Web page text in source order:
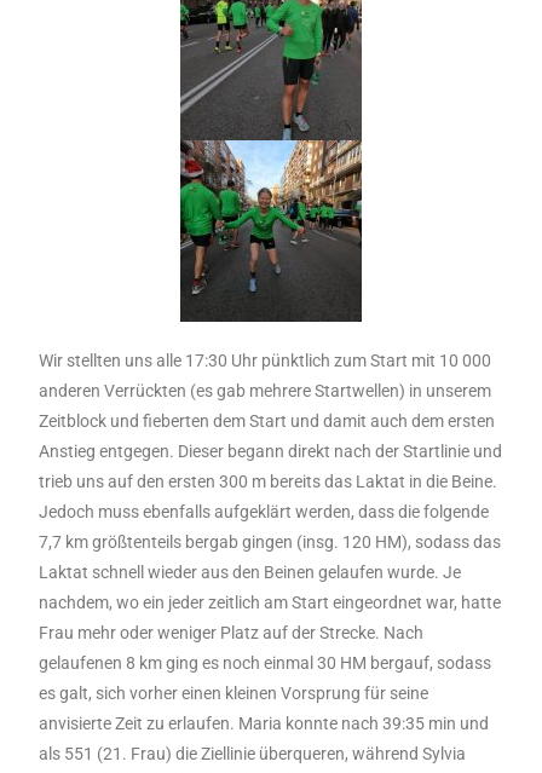
Wir stellten uns alle 17:30 Uhr pünktlich zum Start mit 10 000
anderen Verrückten (es gab mehrere Startwellen) in unserem
Zeitblock und fieberten dem Start und damit auch dem ersten
Anstieg entgegen. Dieser begann direkt nach der Startlinie und
trieb uns auf den ersten 300 m bereits das Laktat in die Beine.
Jedoch muss ebenfalls aufgeklärt werden, dass die folgende
7,7 km größtenteils bergab gingen (insg. 120 HM), sodass das
Laktat schnell wieder aus den Beinen gelaufen wurde. Je
nachdem, wo ein jeder zeitlich am Start eingeordnet war, hatte
Frau mehr oder weniger Platz auf der Strecke. Nach
gelaufenen 8 km ging es noch einmal 30 HM bergauf, sodass
es galt, sich vorher einen kleinen Vorsprung für seine
anvisierte Zeit zu erlaufen. Maria konnte nach 39:35 min und
als 551 (21. Frau) die Ziellinie überqueren, während Sylvia